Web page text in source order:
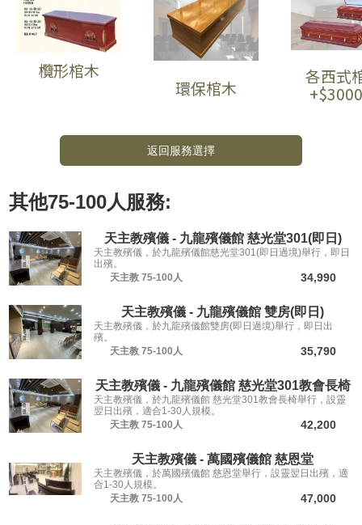
欖形棺木
環保棺木
各西式
返回服務選擇
其他75-100人服務:
天主教殯儀 - 九龍殯儀館 慈光堂301(即日)
天主教殯儀，於九龍殯儀館慈光堂301(即日過境)舉行，即日
出殯。
天主教 75-100人 34,990
天主教殯儀 - 九龍殯儀館 雙房(即日)
天主教殯儀，於九龍殯儀館雙房(即日過境)舉行，即日出
殯。
天主教 75-100人 35,790
天主教殯儀 - 九龍殯儀館 慈光堂301教會長椅
天主教殯儀，於九龍殯儀館 慈光堂301教會長椅舉行，設靈
翌日出殯，適合1-30人規模。
天主教 75-100人 42,200
天主教殯儀 - 萬國殯儀館 慈恩堂
天主教殯儀，於萬國殯儀館 慈恩堂舉行，設靈翌日出殯，適
合1-30人規模。
天主教 75-100人 47,000